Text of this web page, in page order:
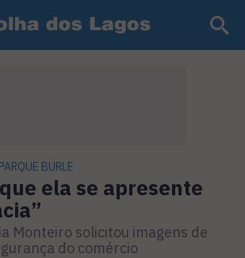
BURLE
ela se apresente
Monteiro solicitou imagens de
do comércio